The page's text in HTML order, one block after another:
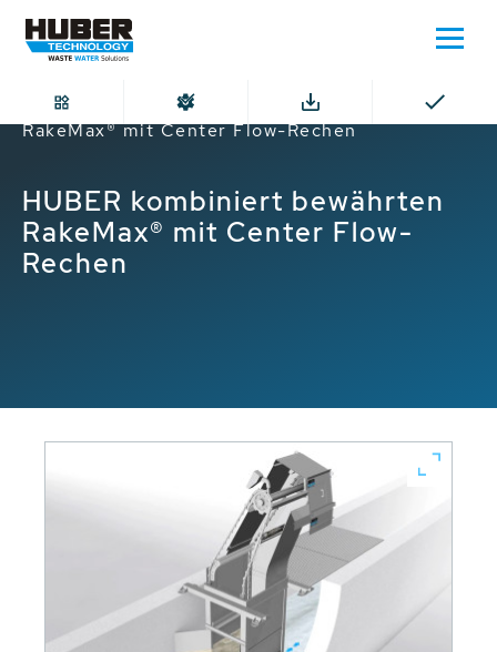
Home
HUBER kombiniert bewährten
RakeMax® mit Center Flow-Rechen
HUBER kombiniert bewährten
RakeMax® mit Center Flow-
Rechen